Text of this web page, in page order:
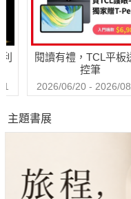
秘訣，
舒適、
閱讀有禮，TCL平板
控筆
2026/06/20 - 2026/
主題書展